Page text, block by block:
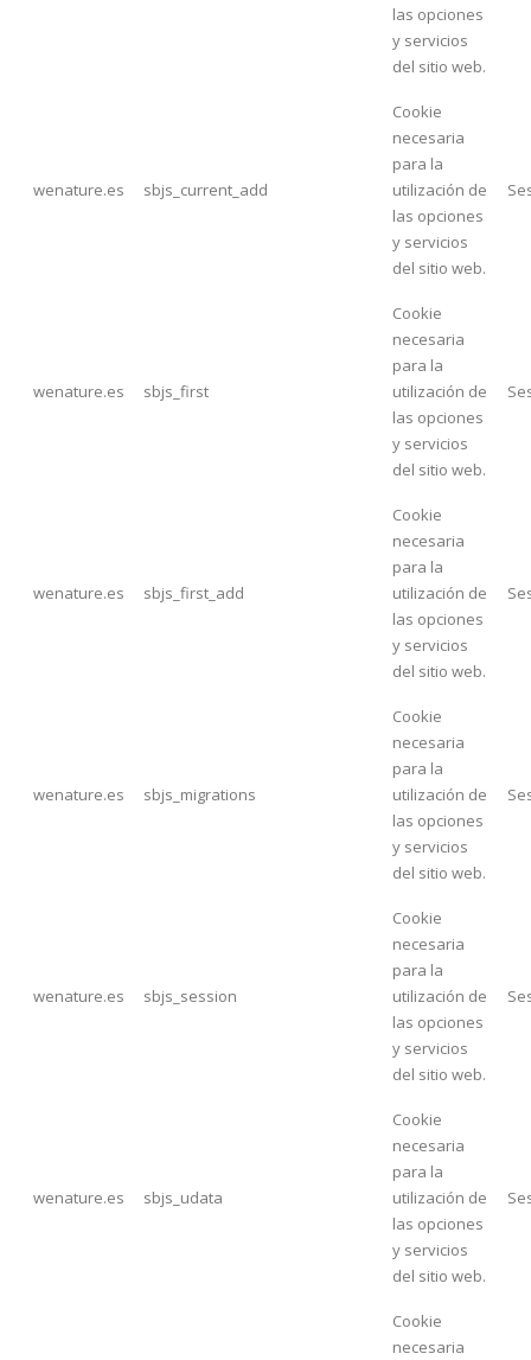
las opciones
y servicios
del sitio web.
wenature.es sbjs_current_add
Cookie
necesaria
para la
utilización de
las opciones
y servicios
del sitio web.
wenature.es sbjs_first
Cookie
necesaria
para la
utilización de
las opciones
y servicios
del sitio web.
wenature.es sbjs_first_add
Cookie
necesaria
para la
utilización de
las opciones
y servicios
del sitio web.
wenature.es sbjs_migrations
Cookie
necesaria
para la
utilización de
las opciones
y servicios
del sitio web.
wenature.es sbjs_session
Cookie
necesaria
para la
utilización de
las opciones
y servicios
del sitio web.
wenature.es sbjs_udata
Cookie
necesaria
para la
utilización de
las opciones
y servicios
del sitio web.
Cookie
necesaria